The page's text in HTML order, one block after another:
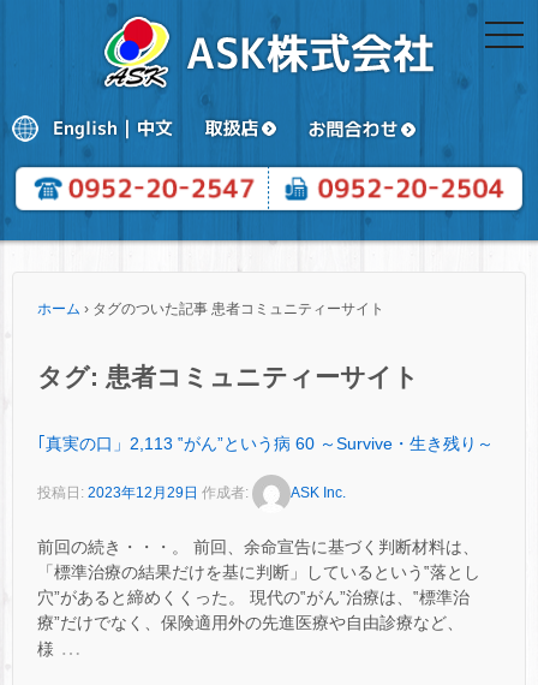
ホーム › タグのついた記事 患者コミュニティーサイト
タグ: 患者コミュニティーサイト
｢真実の口」2,113 ‟がん”という病 60 ～Survive・生き残り～
投稿日: 2023年12月29日 作成者: ASK Inc.
前回の続き・・・。 前回、余命宣告に基づく判断材料は、
「標準治療の結果だけを基に判断」しているという‟落とし
穴”があると締めくくった。 現代の‟がん”治療は、‟標準治
療”だけでなく、保険適用外の先進医療や自由診療など、
様 …